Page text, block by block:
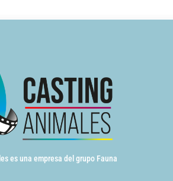
es una empresa del grupo Fauna